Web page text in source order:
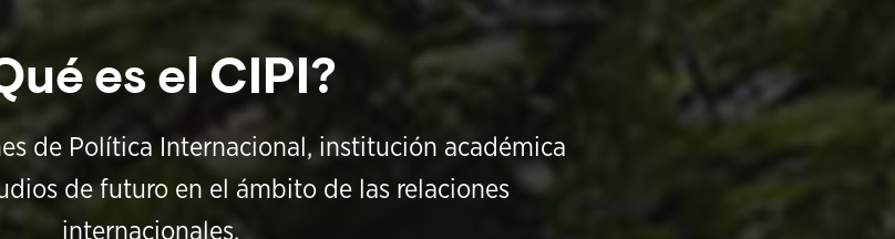
es el CIPI?
de Política Internacional, institución académica
de futuro en el ámbito de las relaciones
internacionales.